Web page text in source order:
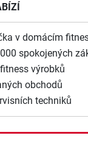
v domácím
spokojených
výrobků
obchodů
techniků